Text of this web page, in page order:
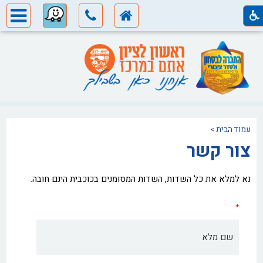
עמוד הבית>
צור קשר
נא למלא את כל השדות, השדות המסומנים בכוכבית הינם חובה.
*